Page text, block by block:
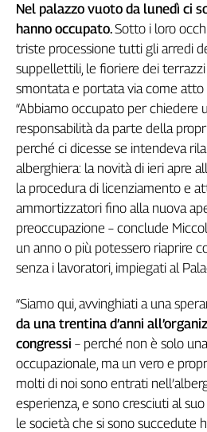
Basilicata
Calabria
Campania
Emilia-
Romagna
Friuli
Venezia
Giulia
Lazio
Liguria
Lombardia
Marche
Piemonte
Puglia
Trentino
Umbria
D'Aosta
Nel palazzo vuoto da lunedì ci
hanno occupato.Sotto i loro
triste processione tutti gli arredi
suppellettili, le fioriere dei terrazzi
smontata e portata via come atto
“Abbiamo occupato per chiedere
responsabilità da parte della
perché ci dicesse se intendeva
alberghiera: la novità di ieri apre
la procedura di licenziamento e
ammortizzatori fino alla nuova
preoccupazione – conclude
un anno o più potessero riaprire
senza i lavoratori, impiegati al
“Siamo qui, avvinghiati a una
da una trentina d’anni
congressi – perché non è solo
occupazionale, ma un vero e
molti di noi sono entrati
esperienza, e sono cresciuti al
le società che si sono succedute